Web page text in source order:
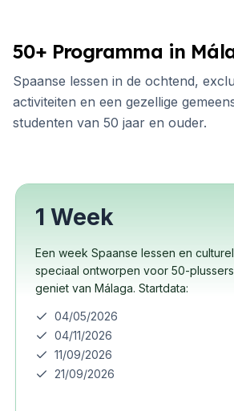
50+ Programma in
Spaanse lessen in de ochtend,
activiteiten en een gezellige
studenten van 50 jaar en ouder.
1 Week
Een week Spaanse lessen en
speciaal ontworpen voor 50-
geniet van Málaga. Startdata:
04/05/2026
04/11/2026
11/09/2026
21/09/2026